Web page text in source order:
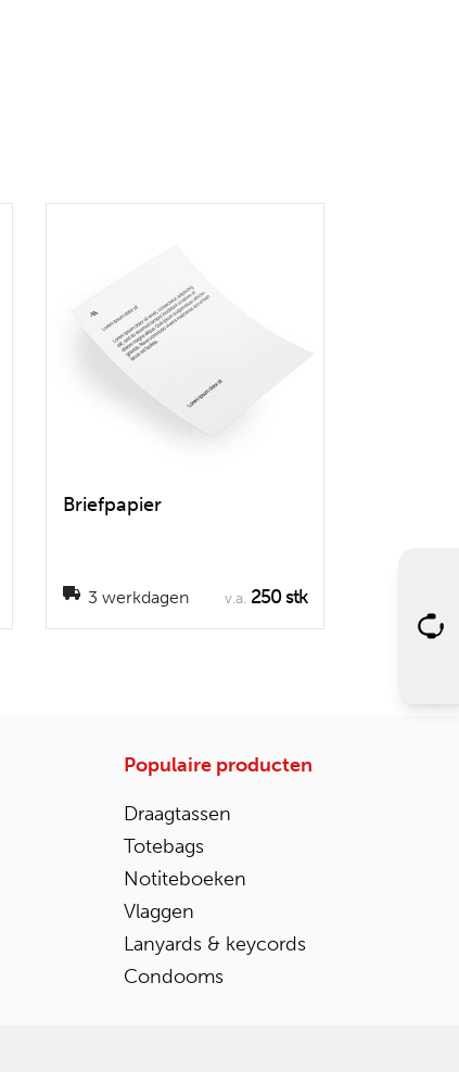
Briefpapier
3 werkdagen v.a. 250 stk
Populaire producten
Draagtassen
Totebags
Notiteboeken
Vlaggen
Lanyards & keycords
Condooms